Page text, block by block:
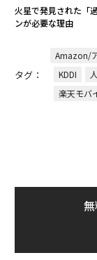
火星で発見された「
ンが必要な理由
タグ：
Amazon/
KDDI
楽天モバ